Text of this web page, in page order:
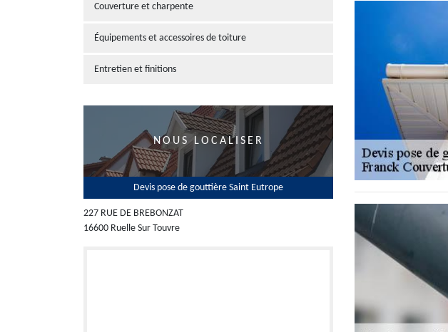
Couverture et charpente
Équipements et accessoires de toiture
Entretien et finitions
NOUS LOCALISER
Devis pose de gouttière Saint Eutrope
227 RUE DE BREBONZAT
16600 Ruelle Sur Touvre